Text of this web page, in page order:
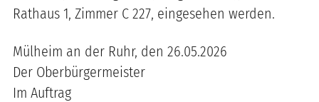
Rathaus 1, Zimmer C 227, eingesehen werden.
Mülheim an der Ruhr, den 26.05.2026
Der Oberbürgermeister
Im Auftrag